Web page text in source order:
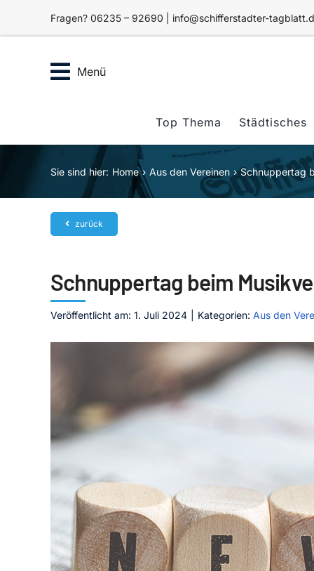
Fragen? 06235 – 92690 | info@schifferstadter-
Menü
Top Thema Städtisches
Sie sind hier: Home Aus den Vereinen Schnuppertag
zurück
Schnuppertag beim
Veröffentlicht am: 1. Juli 2024 Kategorien: Aus den